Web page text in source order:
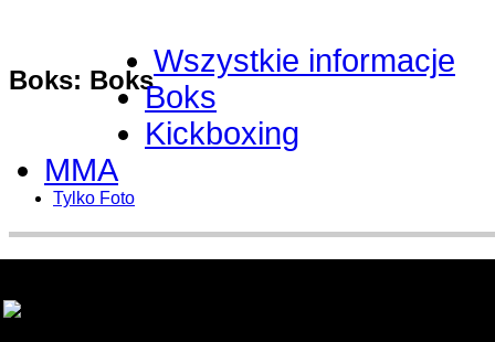
Boks: Boks
Wszystkie informacje
Boks
Kickboxing
MMA
Tylko Foto